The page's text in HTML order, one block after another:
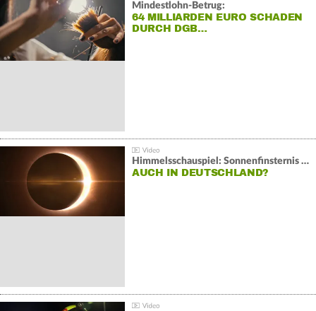
Mindestlohn-Betrug:
64 MILLIARDEN EURO SCHADEN
DURCH DGB…
Himmelsschauspiel: Sonnenfinsternis über Spanien
AUCH IN DEUTSCHLAND?